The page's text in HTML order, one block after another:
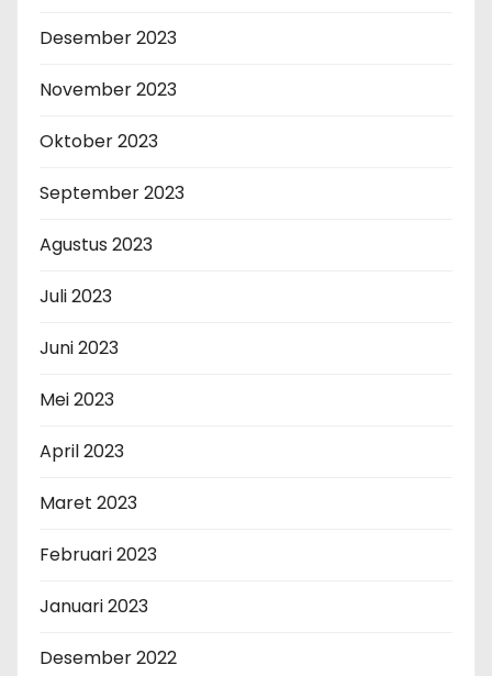
Desember 2023
November 2023
Oktober 2023
September 2023
Agustus 2023
Juli 2023
Juni 2023
Mei 2023
April 2023
Maret 2023
Februari 2023
Januari 2023
Desember 2022